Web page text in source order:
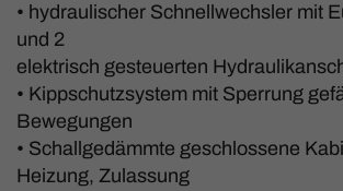
• hydraulischer Schnellwechsler mit
und 2
elektrisch gesteuerten
• Kippschutzsystem mit Sperrung
Bewegungen
• Schallgedämmte geschlossene
Heizung, Zulassung